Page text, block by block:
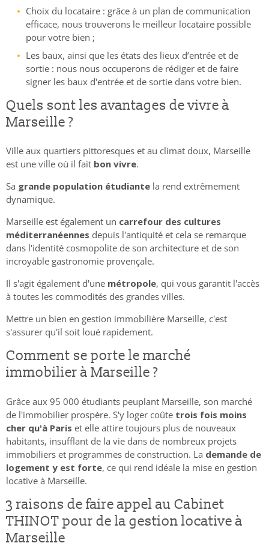
Choix du locataire : grâce à un plan de communication
efficace, nous trouverons le meilleur locataire possible
pour votre bien ;
Les baux, ainsi que les états des lieux d’entrée et de
sortie : nous nous occuperons de rédiger et de faire
signer les baux d'entrée et de sortie dans votre bien.
Quels sont les avantages de vivre à
Marseille ?
Ville aux quartiers pittoresques et au climat doux, Marseille
est une ville où il fait bon vivre.
Sa grande population étudiante la rend extrêmement
dynamique.
Marseille est également un carrefour des cultures
méditerranéennes depuis l'antiquité et cela se remarque
dans l'identité cosmopolite de son architecture et de son
incroyable gastronomie provençale.
Il s'agit également d'une métropole, qui vous garantit l'accès
à toutes les commodités des grandes villes.
Mettre un bien en gestion immobilière Marseille, c'est
s'assurer qu'il soit loué rapidement.
Comment se porte le marché
immobilier à Marseille ?
Grâce aux 95 000 étudiants peuplant Marseille, son marché
de l'immobilier prospère. S'y loger coûte trois fois moins
cher qu'à Paris et elle attire toujours plus de nouveaux
habitants, insufflant de la vie dans de nombreux projets
immobiliers et programmes de construction. La demande de
logement y est forte, ce qui rend idéale la mise en gestion
locative à Marseille.
3 raisons de faire appel au Cabinet
THINOT pour de la gestion locative à
Marseille